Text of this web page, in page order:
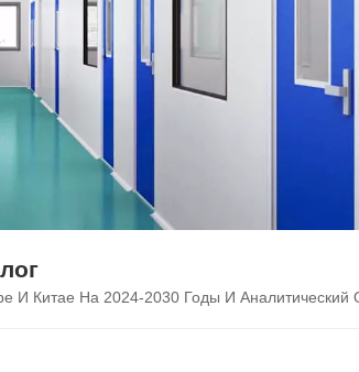
И Китае На 2024-2030 Годы И